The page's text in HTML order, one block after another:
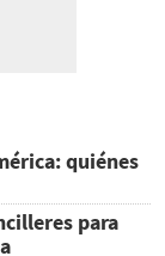
quiénes
para